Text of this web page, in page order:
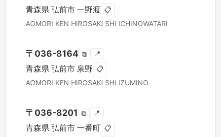
青森県 弘前市 一野渡 📋
AOMORI KEN HIROSAKI SHI ICHINOWATARI
〒 036-8164 ⧉ 📍
青森県 弘前市 泉野 📋
AOMORI KEN HIROSAKI SHI IZUMINO
〒 036-8201 ⧉ 📍
青森県 弘前市 一番町 📋